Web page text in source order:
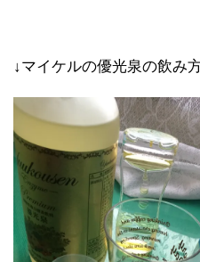
↓マイケルの優光泉の飲み